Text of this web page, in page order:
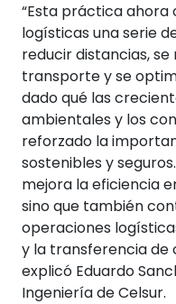
“Esta práctica ahora
logísticas una serie
reducir distancias, se
transporte y se
dado qué las
ambientales y los
reforzado la
sostenibles y
mejora la eficiencia
sino que también
operaciones
y la transferencia de
explicó Eduardo
Ingeniería de Celsur.